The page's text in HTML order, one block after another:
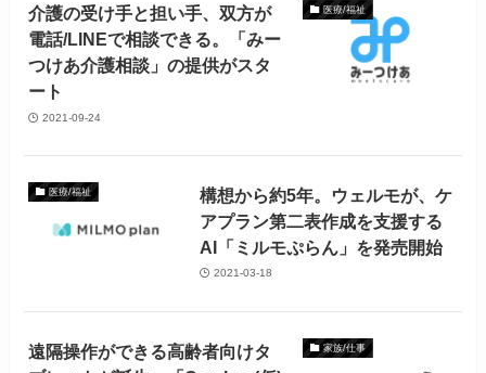
医療/福祉
介護の受け手と担い手、双方が
電話/LINEで相談できる。「みー
つけあ介護相談」の提供がスタ
ート
2021-09-24
医療/福祉
構想から約5年。ウェルモが、ケ
アプラン第二表作成を支援する
AI「ミルモぷらん」を発売開始
2021-03-18
家族/仕事
遠隔操作ができる高齢者向けタ